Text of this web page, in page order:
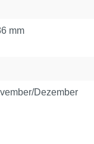
mm
Dezember